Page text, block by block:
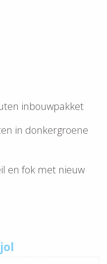
inbouwpakket
in donkergroene
en fok met nieuw